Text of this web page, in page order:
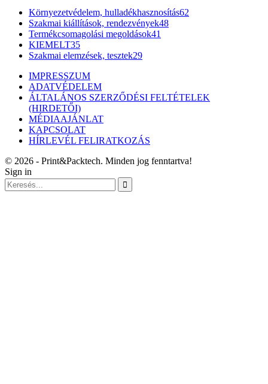
Környezetvédelem, hulladékhasznosítás62
Szakmai kiállítások, rendezvények48
Termékcsomagolási megoldások41
KIEMELT35
Szakmai elemzések, tesztek29
IMPRESSZUM
ADATVÉDELEM
ÁLTALÁNOS SZERZŐDÉSI FELTÉTELEK
(HIRDETŐI)
MÉDIAAJÁNLAT
KAPCSOLAT
HÍRLEVÉL FELIRATKOZÁS
© 2026 - Print&Packtech. Minden jog fenntartva!
Sign in